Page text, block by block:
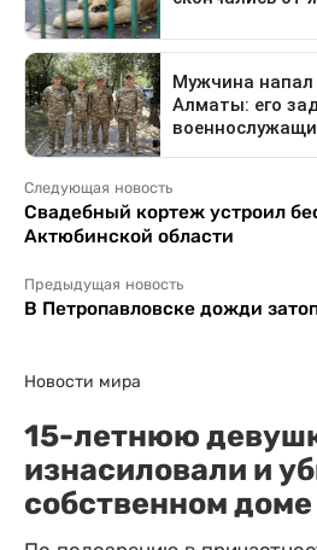
Следующая новость
Свадебный кортеж устроил
Актюбинской области
Предыдущая новость
В Петропавловске дожди
Новости мира
15-летнюю
изнасиловали и
собственном доме